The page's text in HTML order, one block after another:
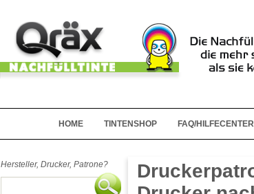
HOME TINTENSHOP FAQ/HILFECENTER
Hersteller, Drucker, Patrone?